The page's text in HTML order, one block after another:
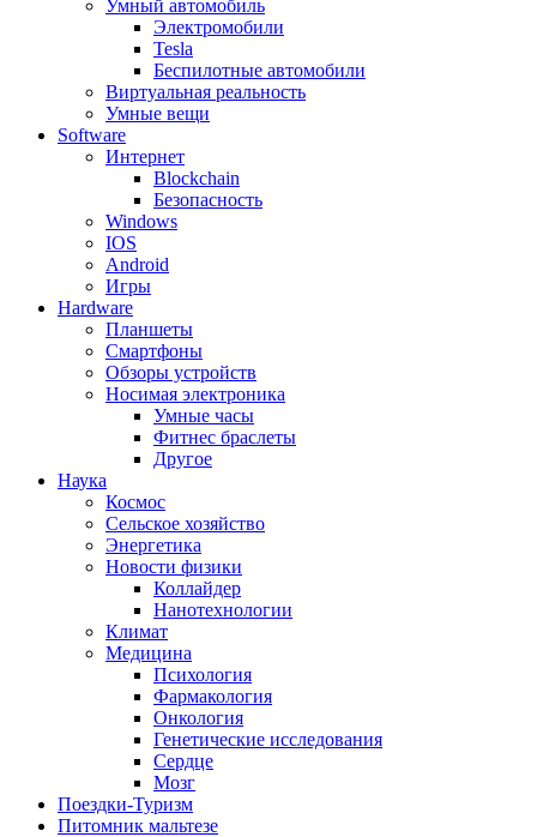
Умный автомобиль
Электромобили
Tesla
Беспилотные автомобили
Виртуальная реальность
Умные вещи
Software
Интернет
Blockchain
Безопасность
Windows
IOS
Android
Игры
Hardware
Планшеты
Смартфоны
Обзоры устройств
Носимая электроника
Умные часы
Фитнес браслеты
Другое
Наука
Космос
Сельское хозяйство
Энергетика
Новости физики
Коллайдер
Нанотехнологии
Климат
Медицина
Психология
Фармакология
Онкология
Генетические исследования
Сердце
Мозг
Поездки-Туризм
Питомник мальтезе